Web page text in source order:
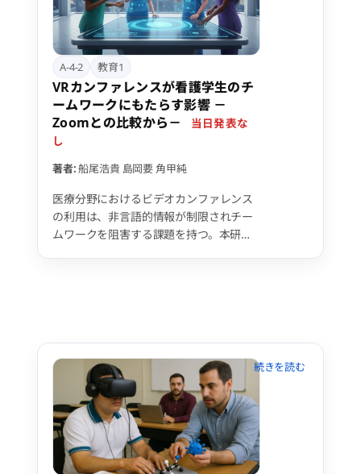
れたコースデータは拡張可能なJSON形式
で出力される。VR実行アプリケーション
は、このJSONデータを読み込み、必須手
順の達成を確認するゲーティング機能に
より、学習の安全性と順序性を保証す
る。 Webアプリは、学習者の進捗と成績
を可視化するほか、コースの配布、履歴
管理、CSV出力などの運用管理機能を提
供する。
A-4-2 教育1
VRカンファレンスが看護学生のチ
ームワークにもたらす影響 －
Zoomとの比較から－
当日発表な
し
著者:船尾浩貴 島岡要 角甲純
医療分野におけるビデオカンファレンス
の利用は、非言語的情報が制限されチー
ムワークを阻害する課題を持つ。本研究
施。タスク完遂率と、経済産業省提唱の
「チームで働く力」6要素による自己評
価でチームワークを比較した。タスクの
完遂に要する時間に両群差はなく、サイ
バーシックネスも認められなかった。チ
ームワーク評価では、他者の意見や立場
を理解する「柔軟性」の項目で、VR群が
ビデオ群より有意に高かった